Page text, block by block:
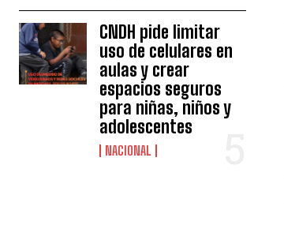
CNDH pide limitar
uso de celulares en
aulas y crear
espacios seguros
para niñas, niños y
adolescentes
NACIONAL